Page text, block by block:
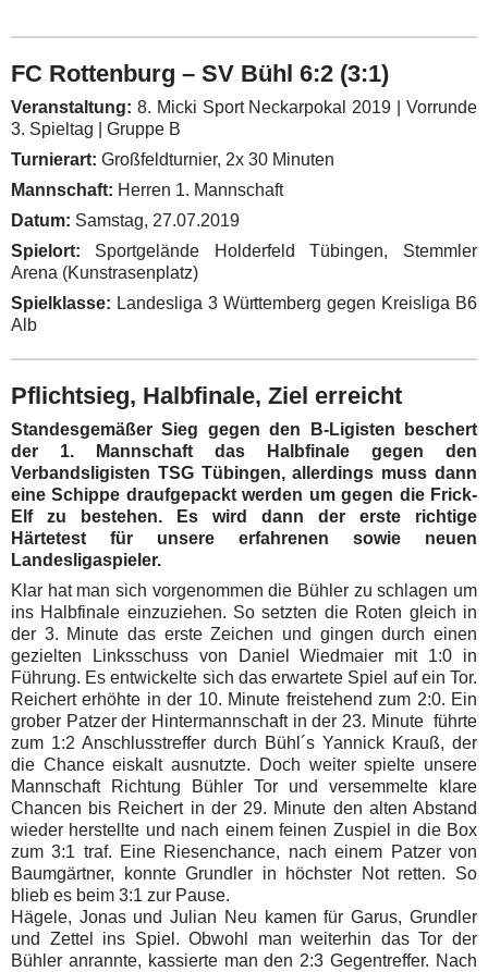
FC Rottenburg – SV Bühl 6:2 (3:1)
Veranstaltung: 8. Micki Sport Neckarpokal 2019 | Vorrunde
3. Spieltag | Gruppe B
Turnierart: Großfeldturnier, 2x 30 Minuten
Mannschaft: Herren 1. Mannschaft
Datum: Samstag, 27.07.2019
Spielort: Sportgelände Holderfeld Tübingen, Stemmler
Arena (Kunstrasenplatz)
Spielklasse: Landesliga 3 Württemberg gegen Kreisliga B6
Alb
Pflichtsieg, Halbfinale, Ziel erreicht
Standesgemäßer Sieg gegen den B-Ligisten beschert
der 1. Mannschaft das Halbfinale gegen den
Verbandsligisten TSG Tübingen, allerdings muss dann
eine Schippe draufgepackt werden um gegen die Frick-
Elf zu bestehen. Es wird dann der erste richtige
Härtetest für unsere erfahrenen sowie neuen
Landesligaspieler.
Klar hat man sich vorgenommen die Bühler zu schlagen um
ins Halbfinale einzuziehen. So setzten die Roten gleich in
der 3. Minute das erste Zeichen und gingen durch einen
gezielten Linksschuss von Daniel Wiedmaier mit 1:0 in
Führung. Es entwickelte sich das erwartete Spiel auf ein Tor.
Reichert erhöhte in der 10. Minute freistehend zum 2:0. Ein
grober Patzer der Hintermannschaft in der 23. Minute führte
zum 1:2 Anschlusstreffer durch Bühl´s Yannick Krauß, der
die Chance eiskalt ausnutzte. Doch weiter spielte unsere
Mannschaft Richtung Bühler Tor und versemmelte klare
Chancen bis Reichert in der 29. Minute den alten Abstand
wieder herstellte und nach einem feinen Zuspiel in die Box
zum 3:1 traf. Eine Riesenchance, nach einem Patzer von
Baumgärtner, konnte Grundler in höchster Not retten. So
blieb es beim 3:1 zur Pause.
Hägele, Jonas und Julian Neu kamen für Garus, Grundler
und Zettel ins Spiel. Obwohl man weiterhin das Tor der
Bühler anrannte, kassierte man den 2:3 Gegentreffer. Nach